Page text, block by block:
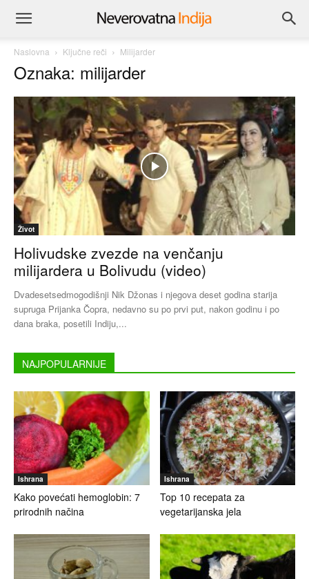
Naslovna Ključne reči Milijarder
Oznaka: milijarder
Život
Holivudske zvezde na venčanju
milijardera u Bolivudu (video)
Dvadesetsedmogodišnji Nik Džonas i njegova deset godina starija
supruga Prijanka Čopra, nedavno su po prvi put, nakon godinu i po
dana braka, posetili Indiju,...
NAJPOPULARNIJE
Ishrana
Kako povećati hemoglobin: 7
prirodnih načina
Ishrana
Top 10 recepata za
vegetarijanska jela